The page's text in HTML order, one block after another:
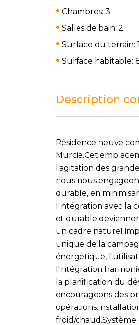
Chambres: 3
Salles de bain: 2
Surface du terrain:
Surface habitable:
Description
Résidence neuve
Murcie.Cet
l'agitation des
nous nous
durable, en
l'intégration avec la
et durable
un cadre naturel
unique de la
énergétique,
l'intégration
la planification du
encourageons des
froid/chaud.Système